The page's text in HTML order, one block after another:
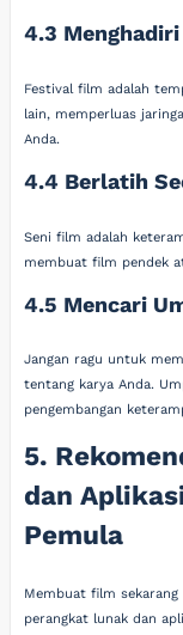
4.3
Festival film adalah
lain, memperluas
Anda.
4.4 Berlatih
Seni film adalah
membuat film pendek
4.5 Mencari
Jangan ragu untuk
tentang karya Anda.
pengembangan
5.
dan
Pemula
Membuat film
perangkat lunak dan